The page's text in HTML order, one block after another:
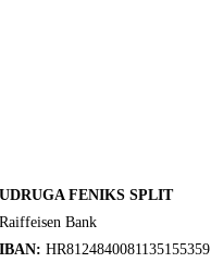
UDRUGA FENIKS SPLIT
Raiffeisen Bank
IBAN: HR8124840081135155359